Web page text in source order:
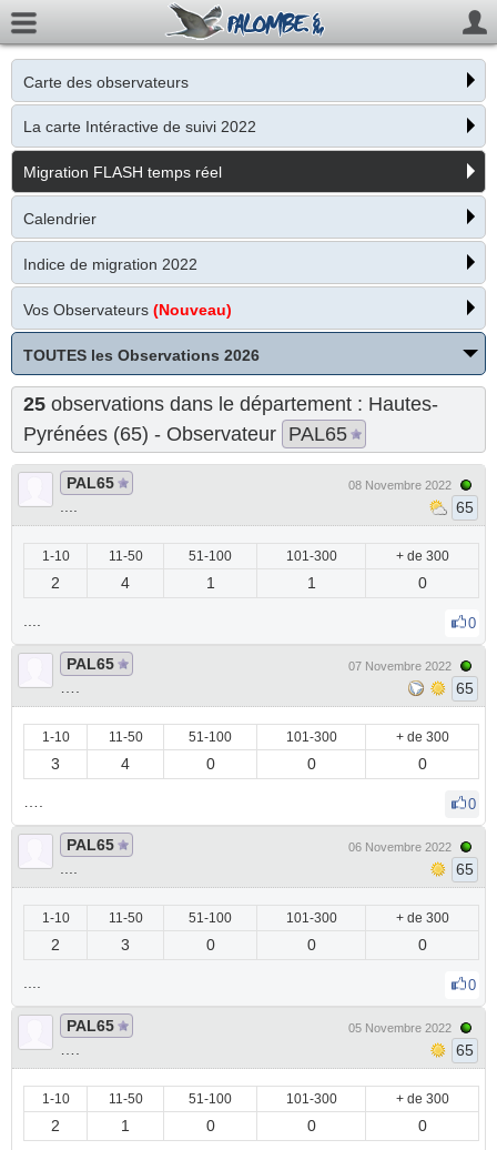
Carte des observateurs
La carte Intéractive de suivi 2022
Migration FLASH temps réel
Calendrier
Indice de migration 2022
Vos Observateurs (Nouveau)
TOUTES les Observations 2026
25 observations dans le département : Hautes-
Pyrénées (65) - Observateur PAL65
PAL65
08 Novembre 2022
65
1-10 11-50 51-100 101-300 + de 300
2 4 1 1 0
0
PAL65
07 Novembre 2022
65
1-10 11-50 51-100 101-300 + de 300
3 4 0 0 0
0
PAL65
06 Novembre 2022
65
1-10 11-50 51-100 101-300 + de 300
2 3 0 0 0
0
PAL65
05 Novembre 2022
65
1-10 11-50 51-100 101-300 + de 300
2 1 0 0 0